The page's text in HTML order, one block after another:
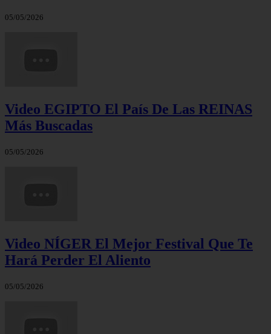
05/05/2026
Video EGIPTO El País De Las REINAS
Más Buscadas
05/05/2026
Video NÍGER El Mejor Festival Que Te
Hará Perder El Aliento
05/05/2026